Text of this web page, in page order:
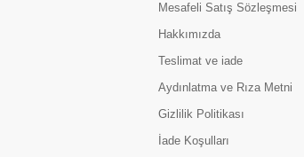
Mesafeli Satış Sözleşmesi
Hakkımızda
Teslimat ve iade
Aydınlatma ve Rıza Metni
Gizlilik Politikası
İade Koşulları